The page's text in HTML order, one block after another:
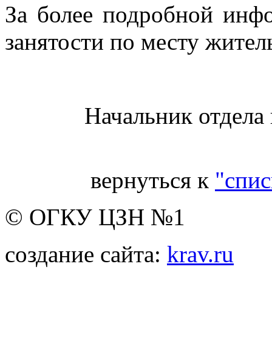
За более подробной
занятости по месту
Начальник
вернуться к
© ОГКУ ЦЗН №1
создание сайта: krav.ru